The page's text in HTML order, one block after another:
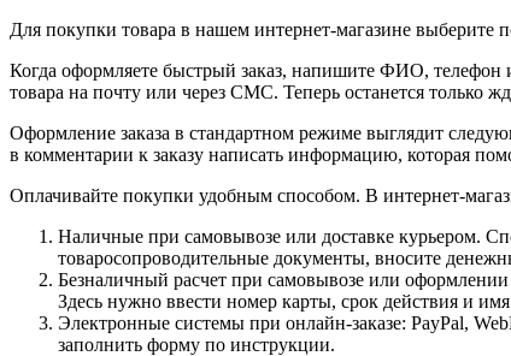
Для покупки товара в нашем интернет-магазине выберите
Когда оформляете быстрый заказ, напишите ФИО, телефон
товара на почту или через СМС. Теперь останется только
Оформление заказа в стандартном режиме выглядит
в комментарии к заказу написать информацию, которая
Оплачивайте покупки удобным способом. В интернет-
Наличные при самовывозе или доставке курьером.
товаросопроводительные документы, вносите
Безналичный расчет при самовывозе или
Здесь нужно ввести номер карты, срок действия и
Электронные системы при онлайн-заказе: PayPal,
заполнить форму по инструкции.